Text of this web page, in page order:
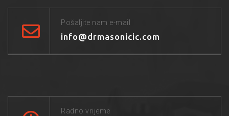
Pošaljite nam e-mail
info@drmasonicic.com
Radno vrijeme